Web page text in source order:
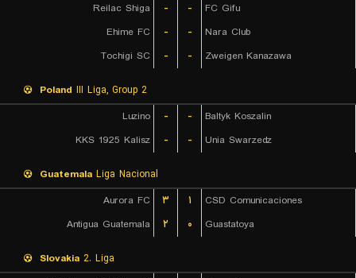
Reilac Shiga
- -
FC Gifu
Ehime FC
- -
Nara Club
Tochigi SC
- - Zweigen Kanazawa
Poland III Liga, Group 2
Luzino
- -
Baltyk Koszalin
KKS 1925 Kalisz
- - Unia Swarzedz
Guatemala Liga Nacional
Aurora FC
۳ ۱
CSD Comunicaciones
Antigua Guatemala
۲ ۰ Guastatoya
Slovakia 2. Liga